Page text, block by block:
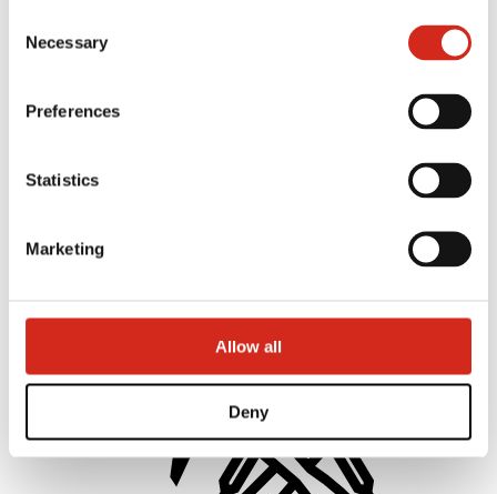
121387608.
Selection
Necessary
Preferences
Statistics
Marketing
Allow all
Deny